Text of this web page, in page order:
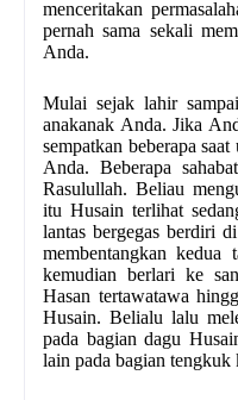
menceritakan
pernah sama sekali
Anda.
Mulai sejak lahir
anak­anak Anda. Jika
sempatkan beberapa
Anda. Beberapa
Rasulullah. Beliau
itu Husain terlihat
lantas bergegas berdiri
membentangkan
kemudian berlari ke
Hasan tertawa­tawa
Husain. Belialu lalu
pada bagian dagu
lain pada bagian tengkuk